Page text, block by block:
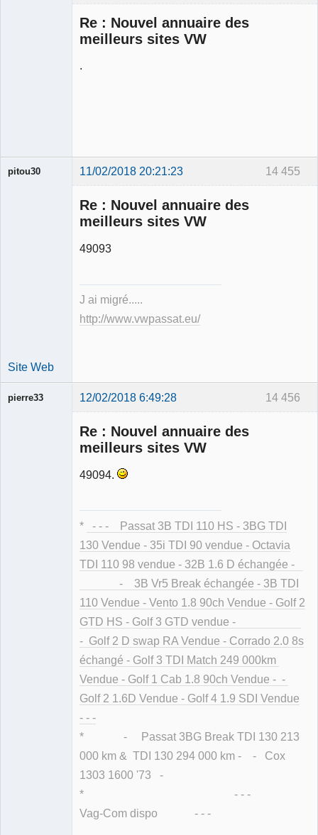
Re : Nouvel annuaire des
meilleurs sites VW
.
14 455
pitou30 11/02/2018 20:21:23
Re : Nouvel annuaire des
meilleurs sites VW
49093
J ai migré.....
http://www.vwpassat.eu/
Site Web
14 456
pierre33 12/02/2018 6:49:28
Re : Nouvel annuaire des
meilleurs sites VW
49094.
*
- - - Passat 3B TDI 110 HS - 3BG TDI
130 Vendue - 35i TDI 90 vendue - Octavia
TDI 110 98 vendue - 32B 1.6 D échangée -
- 3B Vr5 Break échangée - 3B TDI
110 Vendue - Vento 1.8 90ch Vendue - Golf 2
GTD HS - Golf 3 GTD vendue -
- Golf 2 D swap RA Vendue - Corrado 2.0 8s
échangé - Golf 3 TDI Match 249 000km
Vendue - Golf 1 Cab 1.8 90ch Vendue - -
Golf 2 1.6D Vendue - Golf 4 1.9 SDI Vendue
- - -
* - Passat 3BG Break TDI 130 213
000 km & TDI 130 294 000 km - - Cox
1303 1600 '73 -
* - - -
Vag-Com dispo - - -